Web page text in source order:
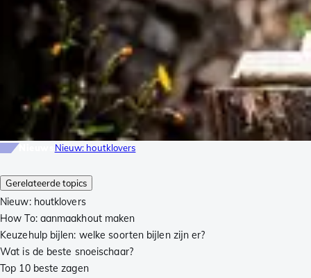
Gerelateerde topics
Nieuw: houtklovers
How To: aanmaakhout maken
Keuzehulp bijlen: welke soorten bijlen zijn er?
Wat is de beste snoeischaar?
Top 10 beste zagen
Nieuw: houtklovers